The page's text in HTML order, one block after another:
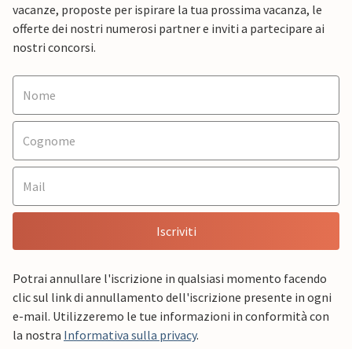
vacanze, proposte per ispirare la tua prossima vacanza, le
offerte dei nostri numerosi partner e inviti a partecipare ai
nostri concorsi.
Iscriviti
Potrai annullare l'iscrizione in qualsiasi momento facendo
clic sul link di annullamento dell'iscrizione presente in ogni
e-mail. Utilizzeremo le tue informazioni in conformità con
la nostra Informativa sulla privacy.